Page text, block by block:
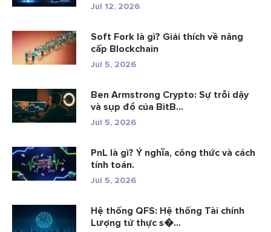
Jul 12, 2026
Soft Fork là gì? Giải thích về nâng
cấp Blockchain
Jul 5, 2026
Ben Armstrong Crypto: Sự trỗi dậy
và sụp đổ của BitB...
Jul 5, 2026
PnL là gì? Ý nghĩa, công thức và cách
tính toán.
Jul 5, 2026
Hệ thống QFS: Hệ thống Tài chính
Lượng tử thực s�...